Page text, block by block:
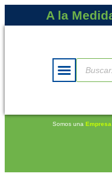
A la
Somos una